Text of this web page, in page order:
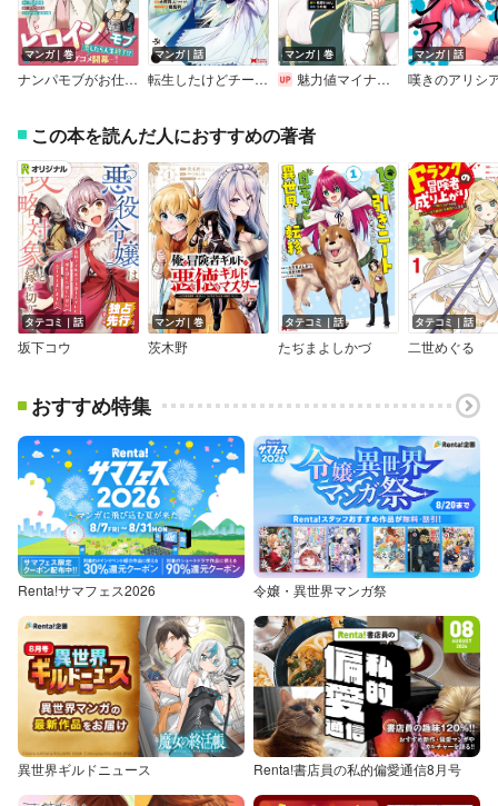
マンガ｜巻
ナンパモブがお仕事です。～フラれに行ったらヒロインとの恋が始まった～（コミック）
マンガ｜話
転生したけどチート能力を使わないで生きてみる（コミック） 分冊版
マンガ｜巻
魅力値マイナスの勇者が美少女モンスターにはモテモテだった件【電子限定特典ペーパー付き】
マンガ｜話
この本を読んだ人におすすめの著者
タテコミ｜話
坂下コウ
マンガ｜巻
茨木野
タテコミ｜話
たぢまよしかづ
タテコミ｜話
二世めぐる
おすすめ特集
Renta!サマフェス2026 令嬢・異世界マンガ祭
異世界ギルドニュース Renta!書店員の私的偏愛通信8月号